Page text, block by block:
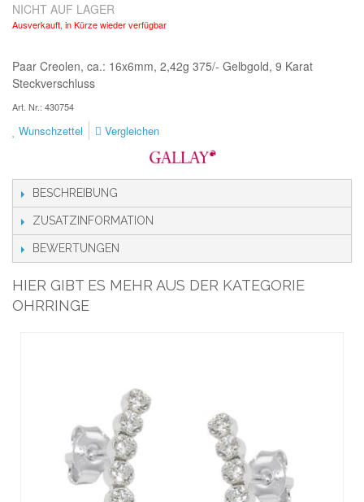
NICHT AUF LAGER
Ausverkauft, in Kürze wieder verfügbar
Paar Creolen, ca.: 16x6mm, 2,42g 375/- Gelbgold, 9 Karat
Steckverschluss
Art. Nr.: 430754
Wunschzettel Vergleichen
BESCHREIBUNG
ZUSATZINFORMATION
BEWERTUNGEN
HIER GIBT ES MEHR AUS DER KATEGORIE
OHRRINGE